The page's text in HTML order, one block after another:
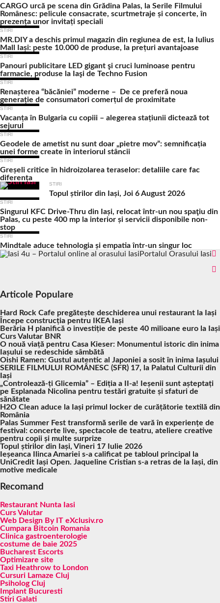
CARGO urcă pe scena din Grădina Palas, la Serile Filmului
Românesc: pelicule consacrate, scurtmetraje și concerte, în
prezența unor invitați speciali
STIRI
MR.DIY a deschis primul magazin din regiunea de est, la Iulius
Mall Iași: peste 10.000 de produse, la prețuri avantajoase
STIRI
Panouri publicitare LED gigant şi cruci luminoase pentru
farmacie, produse la Iaşi de Techno Fusion
STIRI
Renașterea “băcăniei” moderne – De ce preferă noua
generație de consumatori comerțul de proximitate
STIRI
Vacanța în Bulgaria cu copiii – alegerea stațiunii dictează tot
sejurul
STIRI
Geodele de ametist nu sunt doar „pietre mov”: semnificația
unei forme create în interiorul stâncii
STIRI
Greșeli critice în hidroizolarea teraselor: detaliile care fac
diferența
STIRI
Topul știrilor din Iași, Joi 6 August 2026
STIRI
Singurul KFC Drive-Thru din Iași, relocat într-un nou spaţiu din
Palas, cu peste 400 mp la interior și servicii disponibile non-
stop
STIRI
Mindtale aduce tehnologia și empatia într-un singur loc
Portalul Orasului Iasi
Articole Populare
Hard Rock Cafe pregătește deschiderea unui restaurant la Iași
Începe construcția pentru IKEA Iași
Berăria H planifică o investiție de peste 40 milioane euro la Iași
Curs Valutar BNR
O nouă viață pentru Casa Kieser: Monumentul istoric din inima
Iașului se redeschide sâmbătă
Oishi Ramen: Gustul autentic al Japoniei a sosit în inima Iașului
SERILE FILMULUI ROMÂNESC (SFR) 17, la Palatul Culturii din
Iași
„Controlează-ți Glicemia” – Ediția a II-a! Ieșenii sunt așteptați
pe Esplanada Nicolina pentru testări gratuite și sfaturi de
sănătate
H2O Clean aduce la Iași primul locker de curățătorie textilă din
România
Palas Summer Fest transformă serile de vară în experiențe de
festival: concerte live, spectacole de teatru, ateliere creative
pentru copii și multe surprize
Topul știrilor din Iași, Vineri 17 Iulie 2026
Ieșeanca Ilinca Amariei s-a calificat pe tabloul principal la
UniCredit Iași Open. Jaqueline Cristian s-a retras de la Iași, din
motive medicale
Recomand
Restaurant Nunta Iasi
Curs Valutar
Web Design By IT eXclusiv.ro
Cumpara Bitcoin Romania
Clinica gastroenterologie
costume de baie 2025
Bucharest Escorts
Optimizare site
Taxi Heathrow to London
Cursuri Lamaze Cluj
Psiholog Cluj
Implant Bucuresti
Stiri Galati